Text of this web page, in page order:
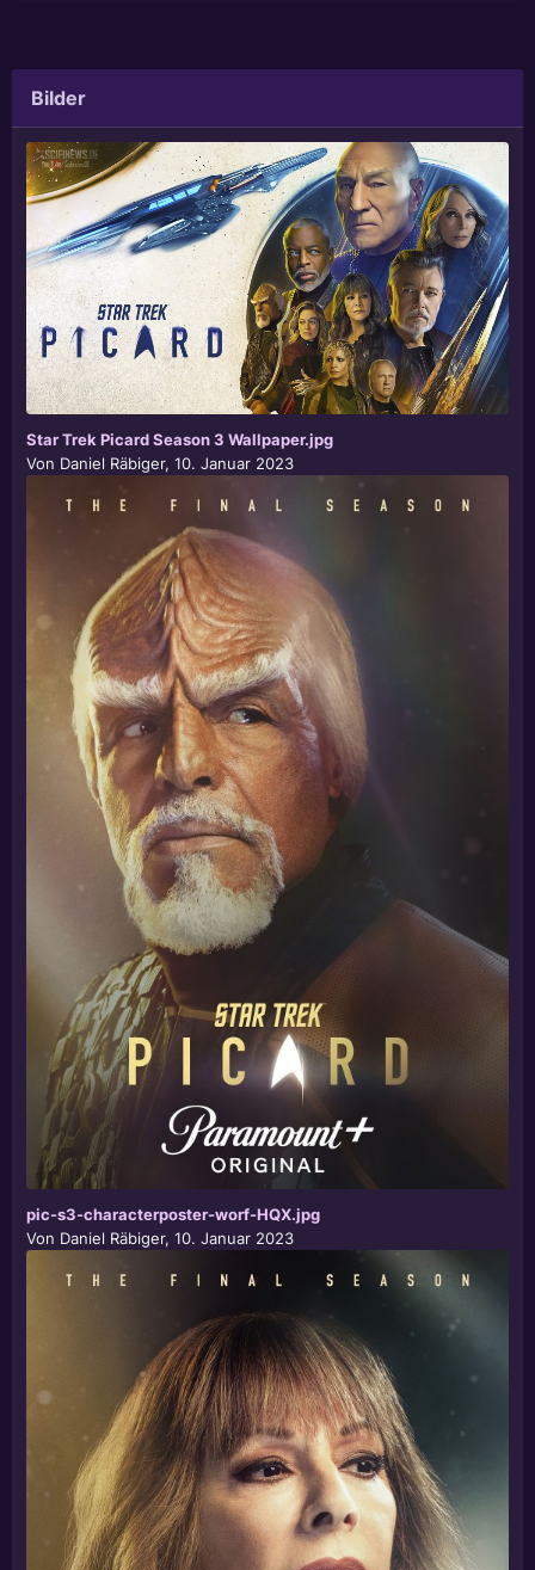
Bilder
Star Trek Picard Season 3 Wallpaper.jpg
Von Daniel Räbiger, 10. Januar 2023
pic-s3-characterposter-worf-HQX.jpg
Von Daniel Räbiger, 10. Januar 2023